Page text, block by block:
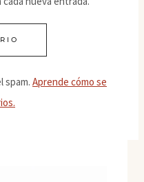
spam. Aprende cómo se